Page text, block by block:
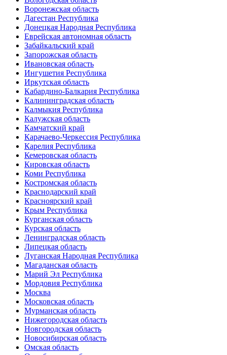
Воронежская область
Дагестан Республика
Донецкая Народная Республика
Еврейская автономная область
Забайкальский край
Запорожская область
Ивановская область
Ингушетия Республика
Иркутская область
Кабардино-Балкария Республика
Калининградская область
Калмыкия Республика
Калужская область
Камчатский край
Карачаево-Черкессия Республика
Карелия Республика
Кемеровская область
Кировская область
Коми Республика
Костромская область
Краснодарский край
Красноярский край
Крым Республика
Курганская область
Курская область
Ленинградская область
Липецкая область
Луганская Народная Республика
Магаданская область
Марий Эл Республика
Мордовия Республика
Москва
Московская область
Мурманская область
Нижегородская область
Новгородская область
Новосибирская область
Омская область